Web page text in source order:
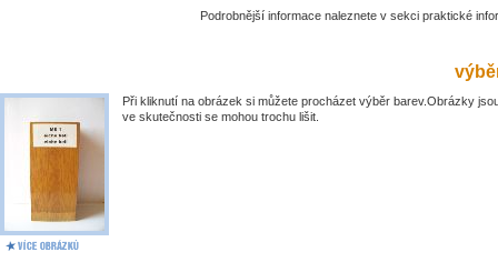
Podrobnější informace naleznete v sekci praktické
Při kliknutí na obrázek si můžete procházet výběr barev.Obrázky
ve skutečnosti se mohou trochu lišit.